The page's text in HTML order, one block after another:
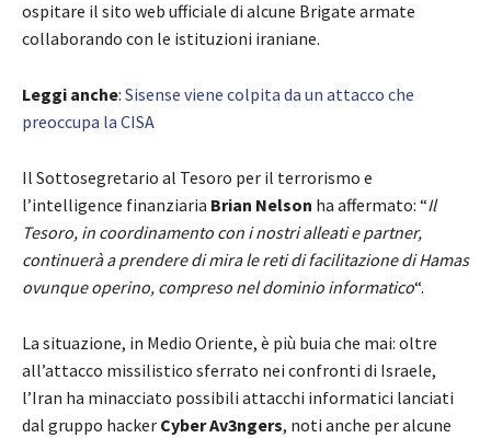
ospitare il sito web ufficiale di alcune Brigate armate
collaborando con le istituzioni iraniane.
Leggi anche: Sisense viene colpita da un attacco che
preoccupa la CISA
Il Sottosegretario al Tesoro per il terrorismo e
l’intelligence finanziaria Brian Nelson ha affermato: “Il
Tesoro, in coordinamento con i nostri alleati e partner,
continuerà a prendere di mira le reti di facilitazione di Hamas
ovunque operino, compreso nel dominio informatico“.
La situazione, in Medio Oriente, è più buia che mai: oltre
all’attacco missilistico sferrato nei confronti di Israele,
l’Iran ha minacciato possibili attacchi informatici lanciati
dal gruppo hacker Cyber Av3ngers, noti anche per alcune